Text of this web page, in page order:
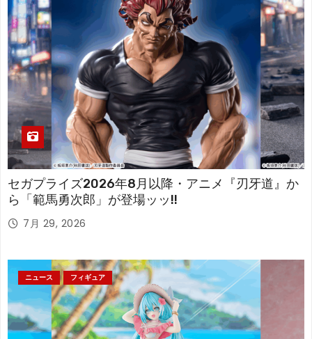
セガプライズ2026年8月以降・アニメ『刃牙道』か
ら「範馬勇次郎」が登場ッッ!!
7月 29, 2026
ニュース フィギュア